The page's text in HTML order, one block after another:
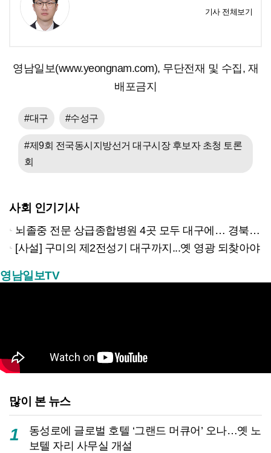
기사 전체보기
영남일보(www.yeongnam.com), 무단전재 및 수집, 재
배포금지
#대구 #수성구
#제9회 전국동시지방선거 대구시장 후보자 초청 토론
회
사회 인기기사
뇌졸중 전문 상급종합병원 4곳 모두 대구에… 경북은 골든타임 사각지대
[사설] 구미의 제2전성기 대구까지...옛 영광 되찾아야
영남일보TV
많이 본 뉴스
1
동성로에 글로벌 호텔 ‘그랜드 머큐어’ 오나…옛 노
보텔 자리 사무실 개설